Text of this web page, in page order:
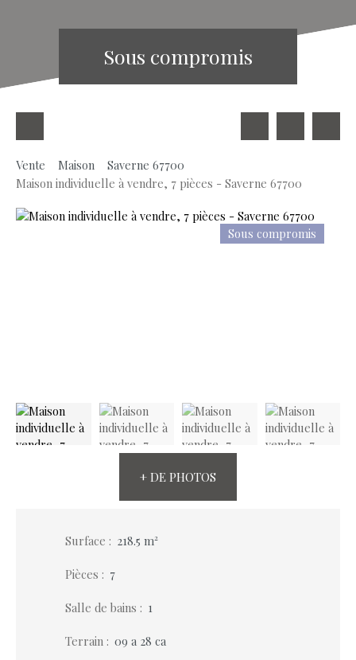
Sous compromis
Vente Maison
Saverne 67700
Maison individuelle à vendre, 7 pièces - Saverne 67700
Sous compromis
+ DE PHOTOS
Surface : 218.5 m²
Pièces : 7
Salle de bains : 1
Terrain : 09 a 28 ca